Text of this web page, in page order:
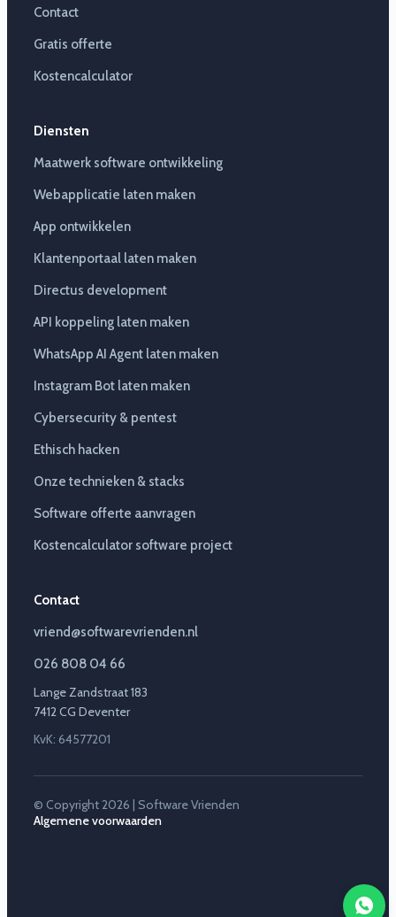
Contact
Gratis offerte
Kostencalculator
Diensten
Maatwerk software ontwikkeling
Webapplicatie laten maken
App ontwikkelen
Klantenportaal laten maken
Directus development
API koppeling laten maken
WhatsApp AI Agent laten maken
Instagram Bot laten maken
Cybersecurity & pentest
Ethisch hacken
Onze technieken & stacks
Software offerte aanvragen
Kostencalculator software project
Contact
vriend@softwarevrienden.nl
026 808 04 66
Lange Zandstraat 183
7412 CG Deventer
KvK: 64577201
© Copyright 2026 | Software Vrienden
Algemene voorwaarden